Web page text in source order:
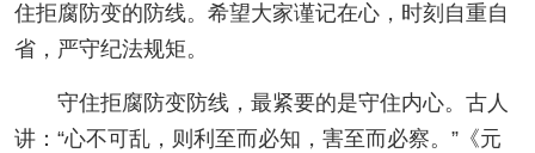
住拒腐防变的防线。希望大家谨记在心，时刻自重自
省，严守纪法规矩。
守住拒腐防变防线，最紧要的是守住内心。古人
讲：“心不可乱，则利至而必知，害至而必察。”《元